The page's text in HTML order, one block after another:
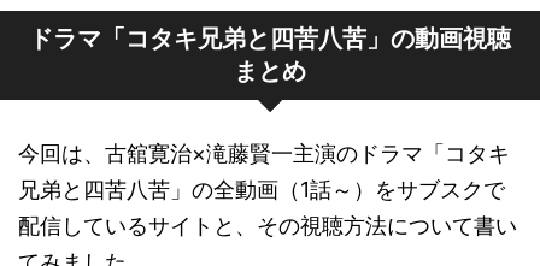
ドラマ「コタキ兄弟と四苦八苦」の動画視聴
まとめ
今回は、古舘寛治×滝藤賢一主演のドラマ「コタキ
兄弟と四苦八苦」の全動画（1話～）をサブスクで
配信しているサイトと、その視聴方法について書い